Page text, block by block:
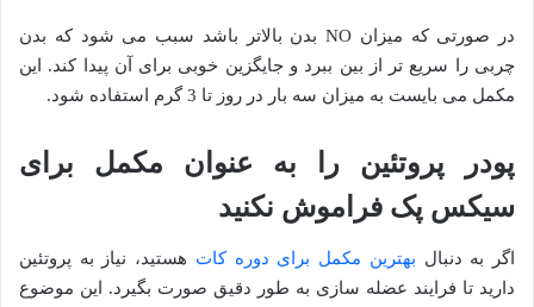
در صورتی که میزان NO بدن بالاتر باشد سبب می شود که بدن
چربی را سریع تر از بین ببرد و جایگزین خوبی برای آن پیدا کند. این
مکمل می بایست به میزان سه بار در روز تا 3 گرم استفاده شود.
پودر پروتئین را به عنوان مکمل برای
سیکس پک فراموش نکنید
اگر به دنبال بهترین مکمل برای دوره کات هستید، نیاز به پروتئین
دارید تا فرایند عضله سازی به طور دقیق صورت بگیرد. این موضوع